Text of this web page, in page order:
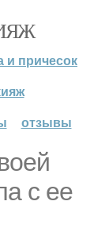
и причесок
отзывы
с ее